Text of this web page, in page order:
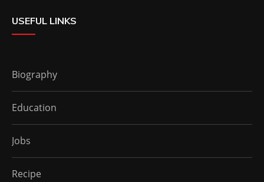
USEFUL LINKS
Biography
Education
Jobs
Recipe